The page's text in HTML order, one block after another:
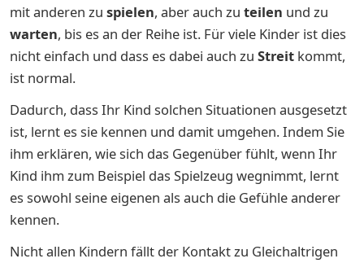
mit anderen zu spielen, aber auch zu teilen und zu
warten, bis es an der Reihe ist. Für viele Kinder ist dies
nicht einfach und dass es dabei auch zu Streit kommt,
ist normal.
Dadurch, dass Ihr Kind solchen Situationen ausgesetzt
ist, lernt es sie kennen und damit umgehen. Indem Sie
ihm erklären, wie sich das Gegenüber fühlt, wenn Ihr
Kind ihm zum Beispiel das Spielzeug wegnimmt, lernt
es sowohl seine eigenen als auch die Gefühle anderer
kennen.
Nicht allen Kindern fällt der Kontakt zu Gleichaltrigen